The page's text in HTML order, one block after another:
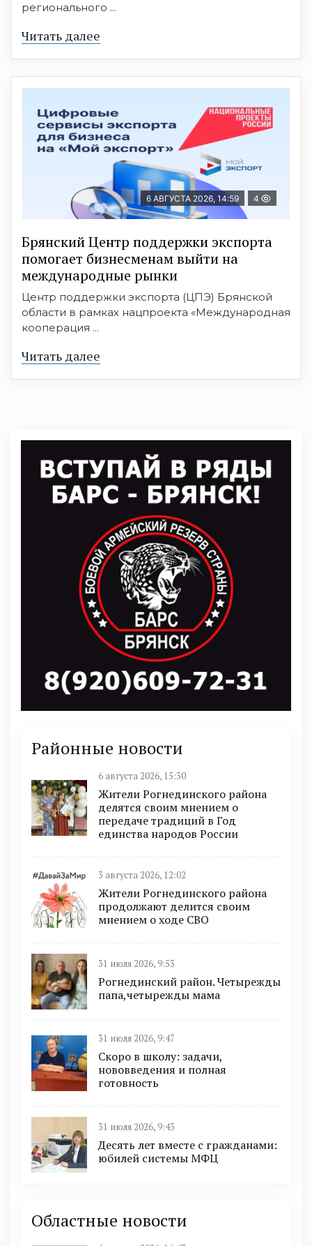
регионального ...
Читать далее
6 АВГУСТА 2026, 14:59 4
Брянский Центр поддержки экспорта
помогает бизнесменам выйти на
международные рынки
Центр поддержки экспорта (ЦПЭ) Брянской
области в рамках нацпроекта «Международная
кооперация ...
Читать далее
Районные новости
6 августа 2026, 15:30
Жители Рогнединского района
делятся своим мнением о
передаче традиций в Год
единства народов России
3 августа 2026, 12:02
Жители Рогнединского района
продолжают делится своим
мнением о ходе СВО
31 июля 2026, 9:53
Рогнединский район. Четырежды
папа,четырежды мама
31 июля 2026, 9:47
Скоро в школу: задачи,
нововведения и полная
готовность
31 июля 2026, 9:43
Десять лет вместе с гражданами:
юбилей системы МФЦ
Областные новости